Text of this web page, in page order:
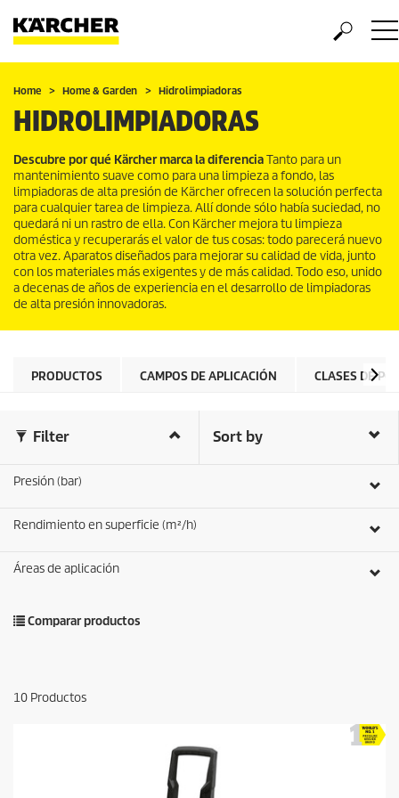
Home Home & Garden Hidrolimpiadoras
HIDROLIMPIADORAS
Descubre por qué Kärcher marca la diferenciaTanto para un
mantenimiento suave como para una limpieza a fondo, las
limpiadoras de alta presión de Kärcher ofrecen la solución perfecta
para cualquier tarea de limpieza. Allí donde sólo había suciedad, no
quedará ni un rastro de ella. Con Kärcher mejora tu limpieza
doméstica y recuperarás el valor de tus cosas: todo parecerá nuevo
otra vez. Aparatos diseñados para mejorar su calidad de vida, junto
con los materiales más exigentes y de más calidad. Todo eso, unido
a decenas de años de experiencia en el desarrollo de limpiadoras
de alta presión innovadoras.
PRODUCTOS CAMPOS DE APLICACIÓN CLASES DE
Filter Sort by
Presión (bar)
Rendimiento en superficie (m²/h)
Áreas de aplicación
Comparar productos
10 Productos